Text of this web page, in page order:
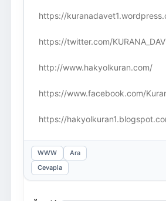
https://
https://twitter.com/
http://www.hakyolkuran.com/
https://www.facebook.com/
https://
WWW
Ara
Cevapla